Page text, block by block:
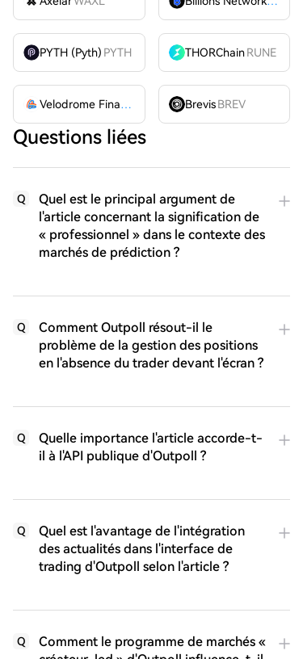
PYTH (Pyth) PYTH THORChain RUNE
Velodrome Finance VELODROME
Brevis BREV
Questions liées
Q
Quel est le principal argument de
l'article concernant la signification de
« professionnel » dans le contexte des
marchés de prédiction ?
Q
Comment Outpoll résout-il le
problème de la gestion des positions
en l'absence du trader devant l'écran ?
Q
Quelle importance l'article accorde-t-
il à l'API publique d'Outpoll ?
Q
Quel est l'avantage de l'intégration
des actualités dans l'interface de
trading d'Outpoll selon l'article ?
Q
Comment le programme de marchés «